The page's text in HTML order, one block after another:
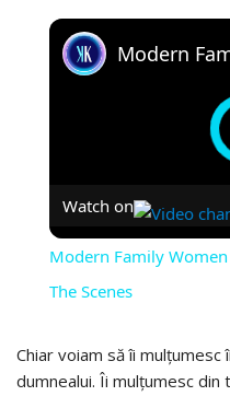
Watch on
Modern Family
The Scenes
Chiar voiam să îi mulțumesc
dumnealui. Îi mulțumesc